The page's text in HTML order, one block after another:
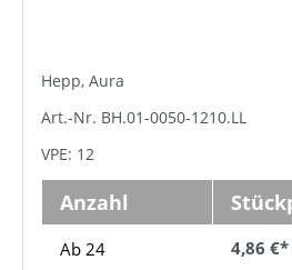
Hepp, Aura
Art.-Nr. BH.01-0050-1210.LL
VPE: 12
Anzahl
Ab 24 4,86 €*